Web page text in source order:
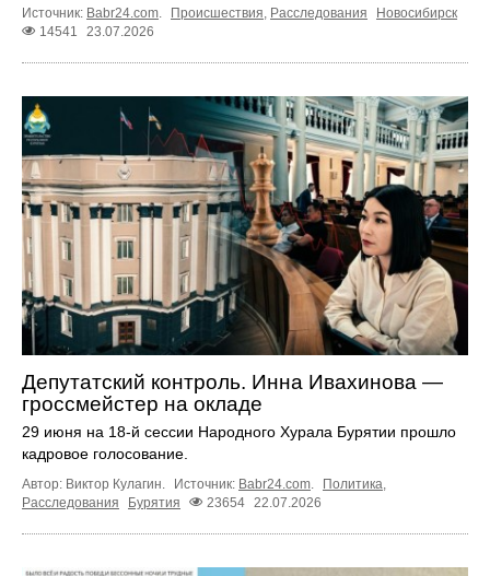
Источник: Babr24.com. Происшествия, Расследования
Новосибирск
14541
23.07.2026
Депутатский контроль. Инна Ивахинова —
гроссмейстер на окладе
29 июня на 18-й сессии Народного Хурала Бурятии прошло
кадровое голосование.
Автор: Виктор Кулагин. Источник: Babr24.com. Политика,
Расследования
Бурятия 23654 22.07.2026